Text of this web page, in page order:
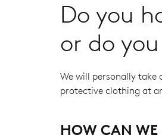
Do you
or do
We will personally take
protective clothing at
HOW CAN WE